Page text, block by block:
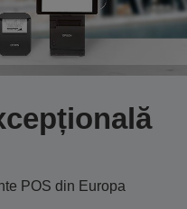
POS din Europa